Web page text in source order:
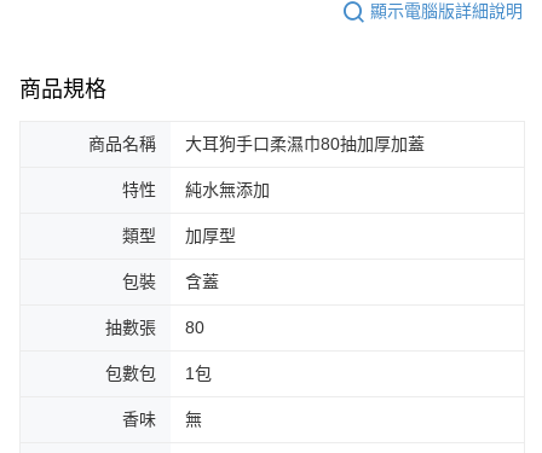
顯示電腦版詳細說明
商品規格
商品名稱 大耳狗手口柔濕巾80抽加厚加蓋
特性 純水無添加
類型 加厚型
包裝 含蓋
抽數張 80
包數包 1包
香味 無